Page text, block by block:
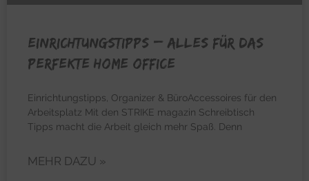
EINRICHTUNGSTIPPS – Alles für das
perfekte Home Office
Einrichtungstipps, Organizer & BüroAccessoires für den
Arbeitsplatz Mit den STRIKE magazin Schreibtisch
Tipps macht die Arbeit gleich mehr Spaß. Denn
MEHR DAZU »